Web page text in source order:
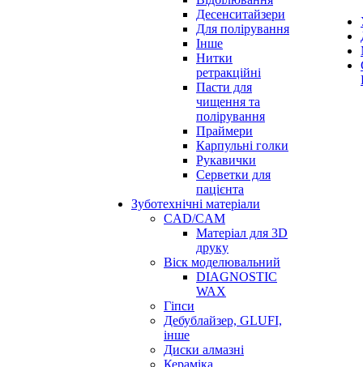
Десенситайзери
Для полірування
Інше
Нитки
ретракційні
Пасти для
чищення та
полірування
Праймери
Карпульні голки
Рукавички
Серветки для
пацієнта
Зуботехнічні матеріали
CAD/CAM
Матеріал для 3D
друку
Віск моделювальний
DIAGNOSTIC
WAX
Гіпси
Дебублайзер, GLUFI,
інше
Диски алмазні
Кераміка